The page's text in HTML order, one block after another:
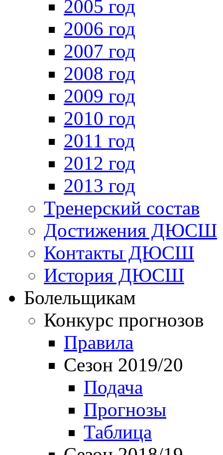
2005 год
2006 год
2007 год
2008 год
2009 год
2010 год
2011 год
2012 год
2013 год
Тренерский состав
Достижения ДЮСШ
Контакты ДЮСШ
История ДЮСШ
Болельщикам
Конкурс прогнозов
Правила
Сезон 2019/20
Подача
Прогнозы
Таблица